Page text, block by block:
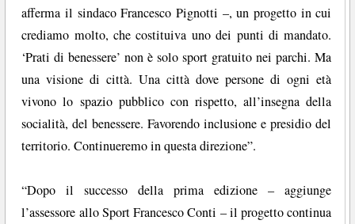
afferma il sindaco Francesco Pignotti –, un progetto in cui
crediamo molto, che costituiva uno dei punti di mandato.
‘Prati di benessere’ non è solo sport gratuito nei parchi. Ma
una visione di città. Una città dove persone di ogni età
vivono lo spazio pubblico con rispetto, all’insegna della
socialità, del benessere. Favorendo inclusione e presidio del
territorio. Continueremo in questa direzione”.
“Dopo il successo della prima edizione – aggiunge
l’assessore allo Sport Francesco Conti – il progetto continua